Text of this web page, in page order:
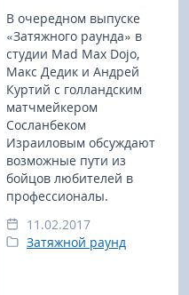
В очередном выпуске
«Затяжного раунда» в
студии Mad Max Dojo,
Макс Дедик и Андрей
Куртий с голландским
матчмейкером
Сосланбеком
Израиловым обсуждают
возможные пути из
бойцов любителей в
профессионалы.
11.02.2017
Затяжной раунд